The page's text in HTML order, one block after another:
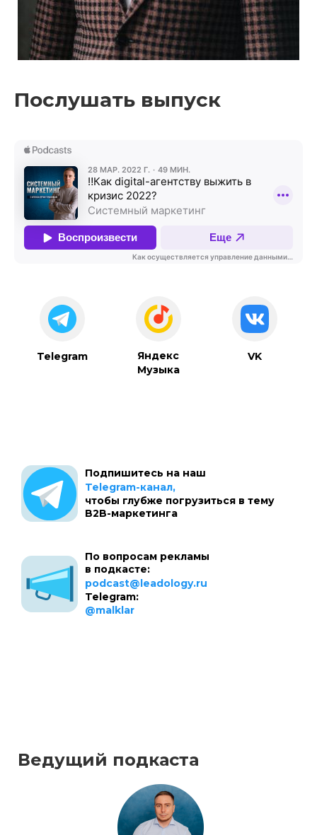
Послушать выпуск
Telegram
Яндекс
Музыка
VK
Подпишитесь на наш
Telegram-канал,
чтобы глубже погрузиться в тему
B2B-маркетинга
По вопросам рекламы
в подкасте:
podcast@leadology.ru
Telegram:
@malklar
Ведущий подкаста